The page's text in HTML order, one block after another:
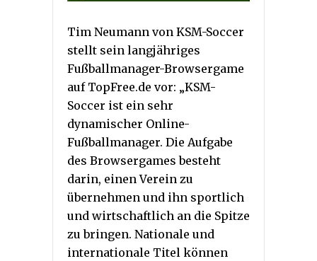
Tim Neumann von KSM-Soccer
stellt sein langjähriges
Fußballmanager-Browsergame
auf TopFree.de vor: „KSM-
Soccer ist ein sehr
dynamischer Online-
Fußballmanager. Die Aufgabe
des Browsergames besteht
darin, einen Verein zu
übernehmen und ihn sportlich
und wirtschaftlich an die Spitze
zu bringen. Nationale und
internationale Titel können